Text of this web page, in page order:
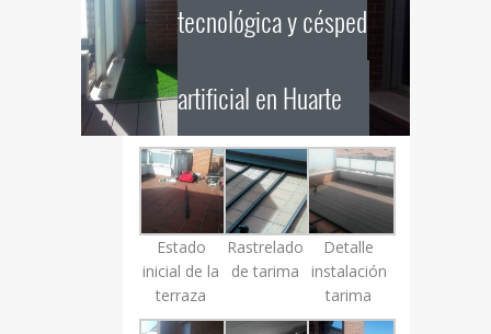
tecnológica y césped
artificial en Huarte
Estado
inicial de la
terraza
Rastrelado
de tarima
Detalle
instalación
tarima